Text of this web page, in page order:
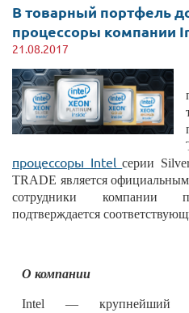
В товарный портфель
процессоры компании
21.08.2017
процессоры Intelсерии
TRADE является
сотрудники компании
подтверждается
О компании
Intel — крупнейший в